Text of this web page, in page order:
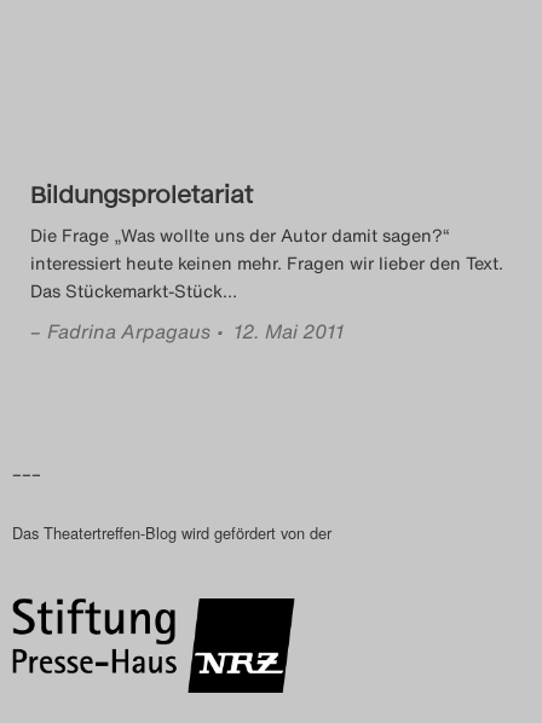
2015
Das Theatertreffen-Blog
2016
Das Theatertreffen-Blog
2018
Das Theatertreffen-Blog
2018 Alumni
Das Theatertreffen-Blog
Bildungsproletariat
Die Frage „Was wollte uns der Autor damit sagen?“
interessiert heute keinen mehr. Fragen wir lieber den Text.
Das Stückemarkt-Stück…
– Fadrina Arpagaus • 12. Mai 2011
–––
Das Theatertreffen-Blog wird gefördert von der